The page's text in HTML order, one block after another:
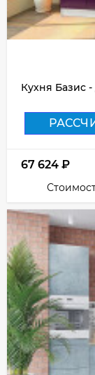
Кухня Базис
67 624 ₽